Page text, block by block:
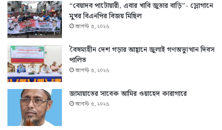
“বেয়াদব পাটোয়ারী, এবার খাবি জুতার বাড়ি”- স্লোগানে
মুখর বিএনপির বিজয় মিছিল
আগস্ট ৫, ২০২৬
বৈষম্যহীন দেশ গড়ার আহ্বানে জুলাই গণঅভ্যুত্থান দিবস
পালিত
আগস্ট ৫, ২০২৬
জামায়াতের সাবেক আমির ওয়াহেদ কারাগারে
আগস্ট ৫, ২০২৬